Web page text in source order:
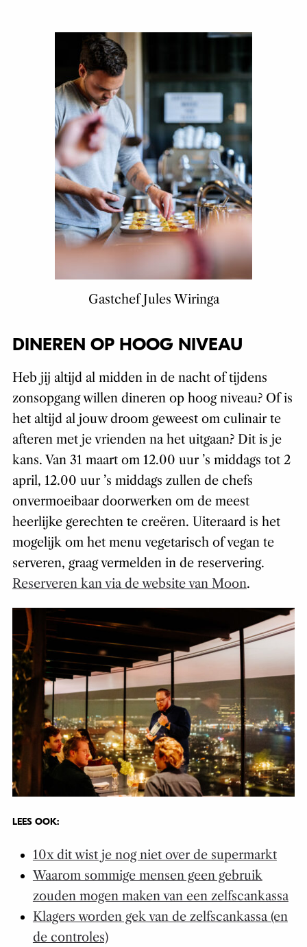
Gastchef Jules Wiringa
DINEREN OP HOOG NIVEAU
Heb jij altijd al midden in de nacht of tijdens
zonsopgang willen dineren op hoog niveau? Of is
het altijd al jouw droom geweest om culinair te
afteren met je vrienden na het uitgaan? Dit is je
kans. Van 31 maart om 12.00 uur ’s middags tot 2
april, 12.00 uur ’s middags zullen de chefs
onvermoeibaar doorwerken om de meest
heerlijke gerechten te creëren. Uiteraard is het
mogelijk om het menu vegetarisch of vegan te
serveren, graag vermelden in de reservering.
Reserveren kan via de website van Moon.
LEES OOK:
10x dit wist je nog niet over de supermarkt
Waarom sommige mensen geen gebruik
zouden mogen maken van een zelfscankassa
Klagers worden gek van de zelfscankassa (en
de controles)